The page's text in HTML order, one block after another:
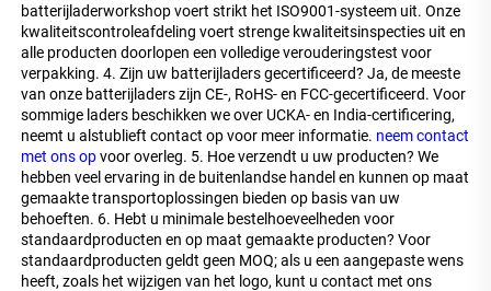
batterijladerworkshop voert strikt het ISO9001-systeem uit. Onze
kwaliteitscontroleafdeling voert strenge kwaliteitsinspecties uit en
alle producten doorlopen een volledige verouderingstest voor
verpakking. 4. Zijn uw batterijladers gecertificeerd? Ja, de meeste
van onze batterijladers zijn CE-, RoHS- en FCC-gecertificeerd. Voor
sommige laders beschikken we over UCKA- en India-certificering,
neemt u alstublieft contact op voor meer informatie. neem contact
met ons op voor overleg. 5. Hoe verzendt u uw producten? We
hebben veel ervaring in de buitenlandse handel en kunnen op maat
gemaakte transportoplossingen bieden op basis van uw
behoeften. 6. Hebt u minimale bestelhoeveelheden voor
standaardproducten en op maat gemaakte producten? Voor
standaardproducten geldt geen MOQ; als u een aangepaste wens
heeft, zoals het wijzigen van het logo, kunt u contact met ons